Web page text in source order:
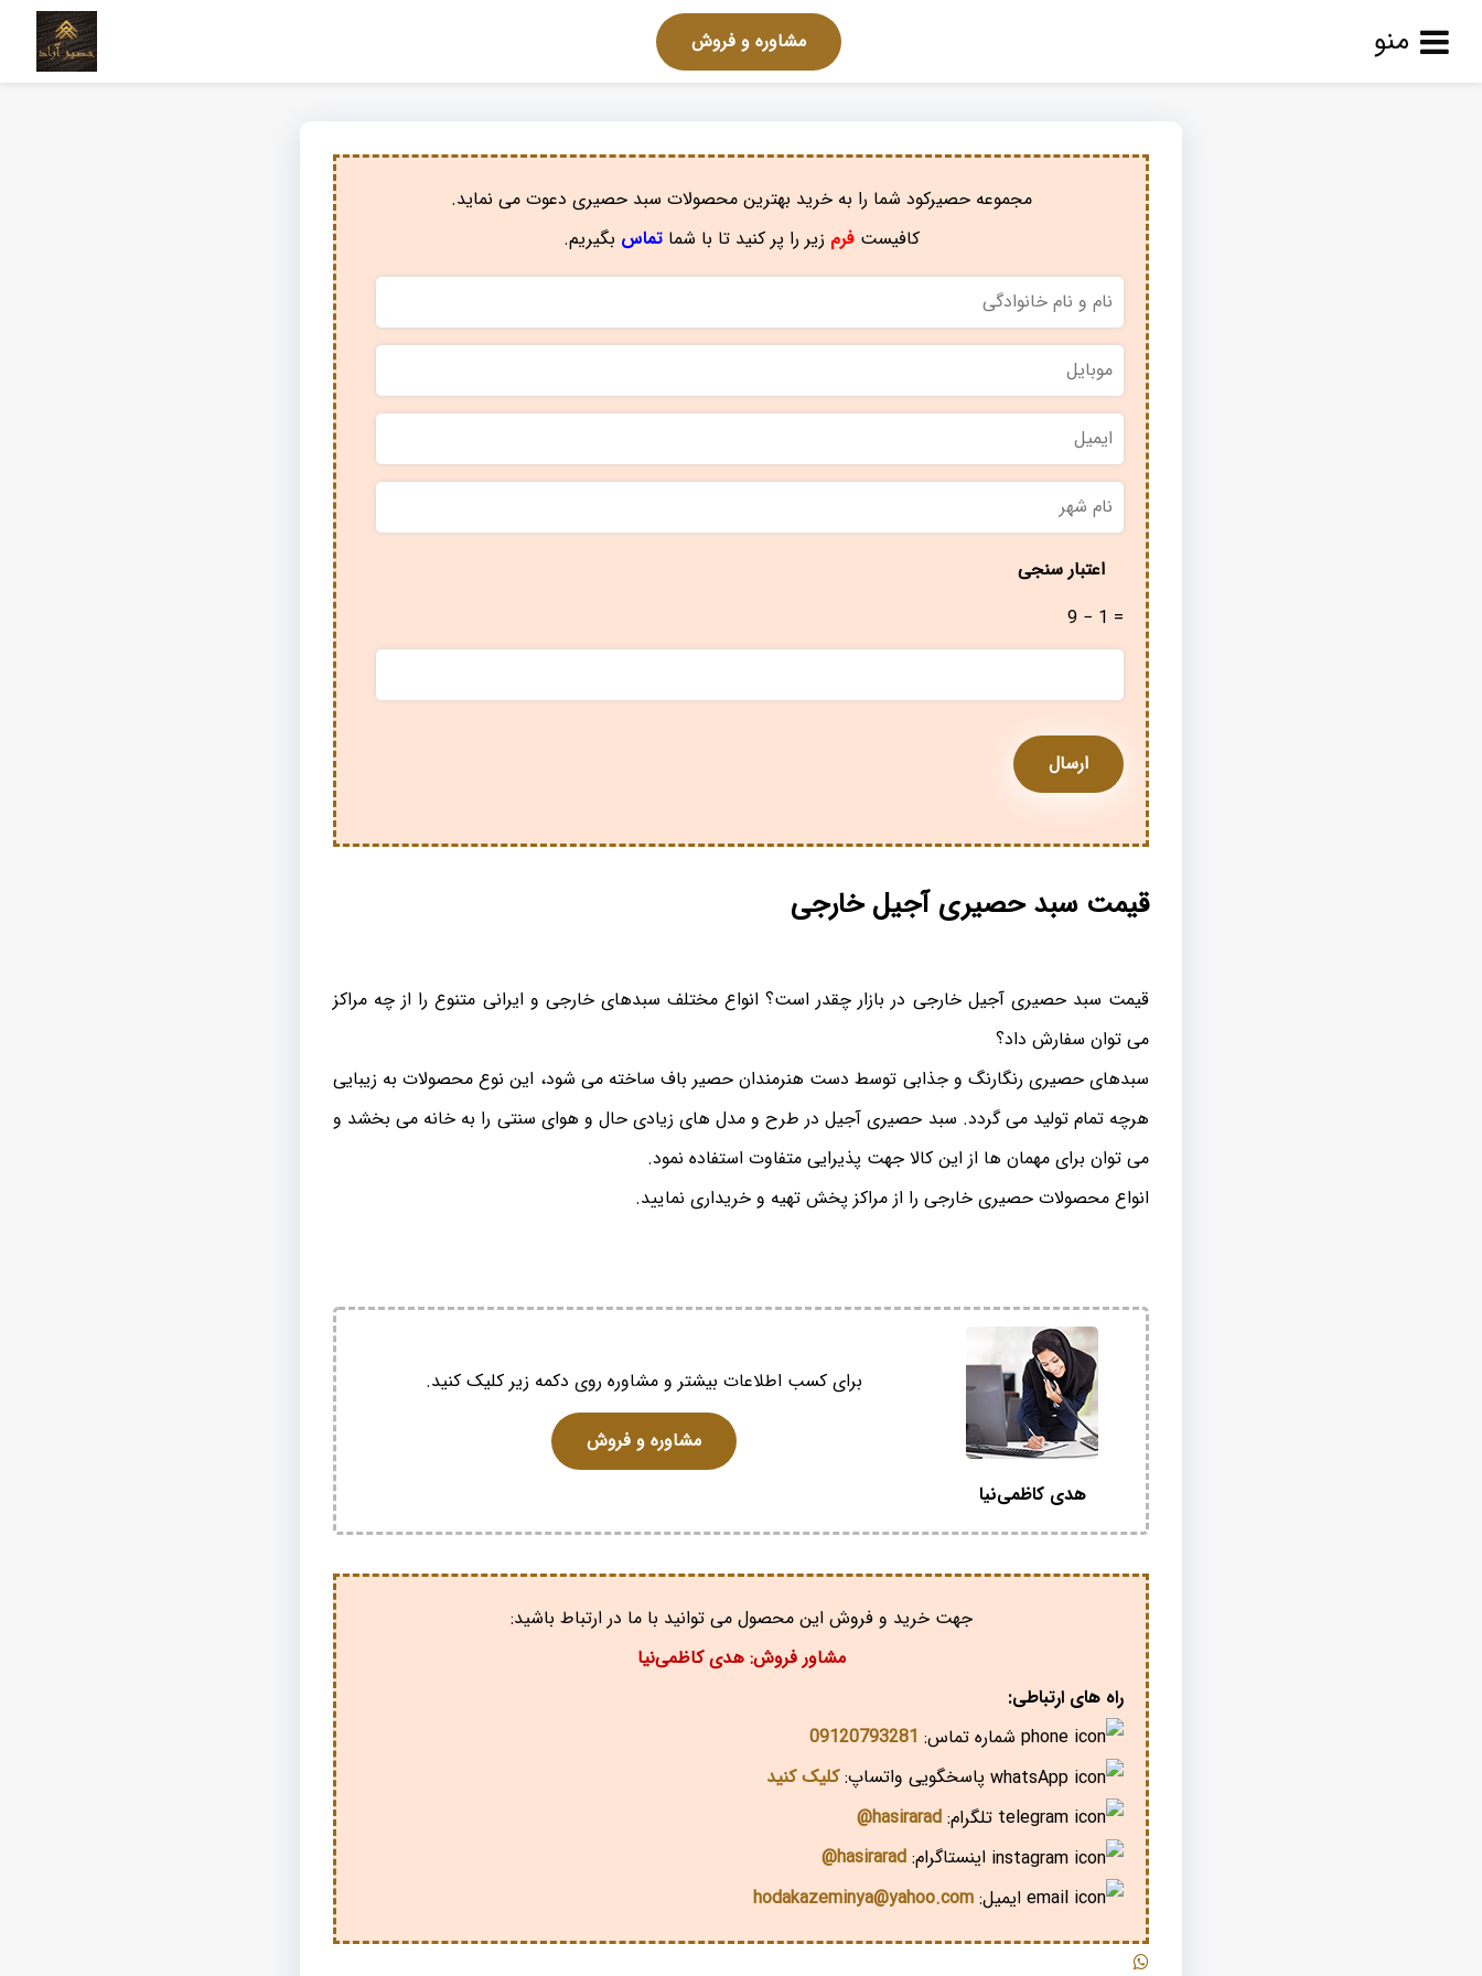
منو مشاوره و فروش
مجموعه حصیرکود شما را به خرید بهترین محصولات سبد حصیری دعوت می نماید.
کافیستفرم زیر را پر کنید تا با شماتماس بگیریم.
و
نام
خانوادگی
موبایل
ایمیل
نام
شهر
اعتبار سنجی
9 − 1 =
قیمت سبد حصیری آجیل خارجی
قیمت سبد حصیری آجیل خارجی در بازار چقدر است؟ انواع مختلف سبدهای خارجی و ایرانی متنوع را از چه مراکز
می توان سفارش داد؟
سبدهای حصیری رنگارنگ و جذابی توسط دست هنرمندان حصیر باف ساخته می شود، این نوع محصولات به زیبایی
هرچه تمام تولید می گردد. سبد حصیری آجیل در طرح و مدل های زیادی حال و هوای سنتی را به خانه می بخشد و
می توان برای مهمان ها از این کالا جهت پذیرایی متفاوت استفاده نمود.
انواع محصولات حصیری خارجی را از مراکز پخش تهیه و خریداری نمایید.
هدی کاظمی‌نیا
برای کسب اطلاعات بیشتر و مشاوره روی دکمه زیر کلیک کنید.
مشاوره و فروش
جهت خرید و فروش این محصول می توانید با ما در ارتباط باشید:
مشاور فروش: هدی کاظمی‌نیا
راه های ارتباطی:
شماره تماس: 09120793281
پاسخگویی واتساپ:کلیک کنید
تلگرام: hasirarad@
اینستاگرام: hasirarad@
ایمیل: hodakazeminya@yahoo.com